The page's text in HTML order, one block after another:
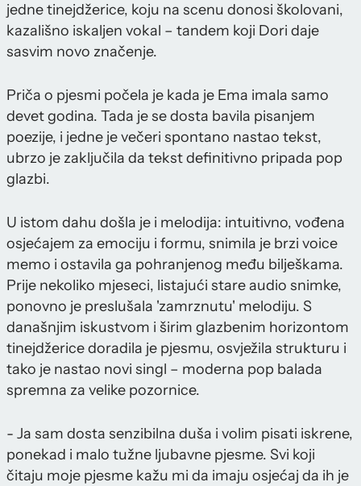
jedne tinejdžerice, koju na scenu donosi školovani,
kazališno iskaljen vokal – tandem koji Dori daje
sasvim novo značenje.
Priča o pjesmi počela je kada je Ema imala samo
devet godina. Tada je se dosta bavila pisanjem
poezije, i jedne je večeri spontano nastao tekst,
ubrzo je zaključila da tekst definitivno pripada pop
glazbi.
U istom dahu došla je i melodija: intuitivno, vođena
osjećajem za emociju i formu, snimila je brzi voice
memo i ostavila ga pohranjenog među bilješkama.
Prije nekoliko mjeseci, listajući stare audio snimke,
ponovno je preslušala 'zamrznutu' melodiju. S
današnjim iskustvom i širim glazbenim horizontom
tinejdžerice doradila je pjesmu, osvježila strukturu i
tako je nastao novi singl – moderna pop balada
spremna za velike pozornice.
- Ja sam dosta senzibilna duša i volim pisati iskrene,
ponekad i malo tužne ljubavne pjesme. Svi koji
čitaju moje pjesme kažu mi da imaju osjećaj da ih je